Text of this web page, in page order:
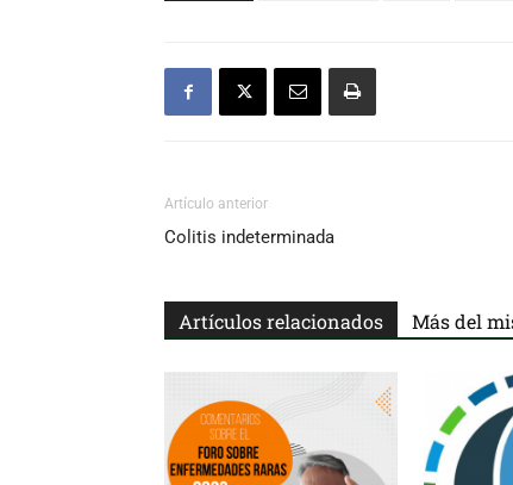
Artículo anterior
Colitis indeterminada
Artículos relacionados Más del